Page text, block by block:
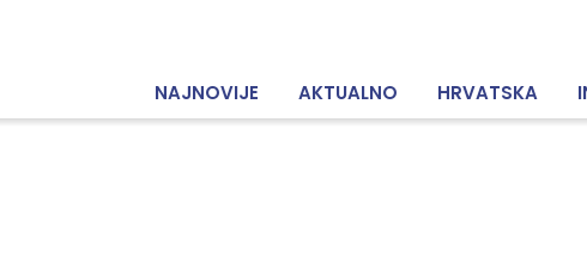
NAJNOVIJE AKTUALNO HRVATSKA